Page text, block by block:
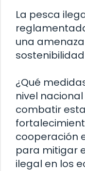
La pesca
una
¿Qué
nivel
combatir
cooperación
para mitigar
ilegal en los